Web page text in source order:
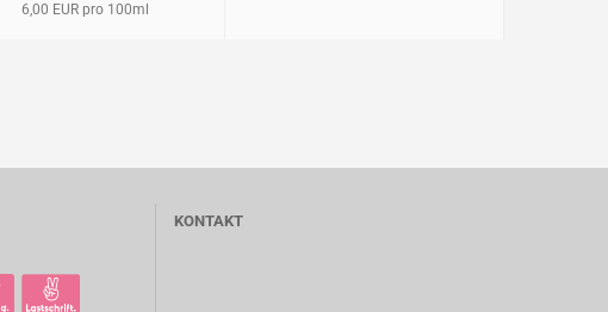
6,00 EUR pro 100ml
KONTAKT